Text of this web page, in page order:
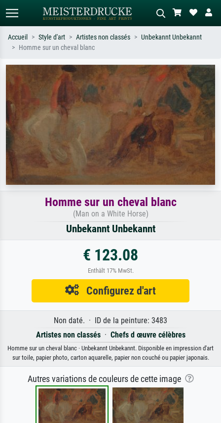
Recherchez par artiste, titre ou style –
ex. Monet, Nuit étoilée,
impressionnisme, vague de Hokusai,
nu.
Décrivez la scène – ex. prairie verte,
abstrait avec beaucoup de rouge,
tableau sombre, nu debout près d'un
arbre.
Accueil Style d'art Artistes non classés
Unbekannt Unbekannt
Homme sur un cheval blanc
Homme sur un cheval blanc
(Man on a White Horse)
Unbekannt Unbekannt
€ 123.08
Enthält 17% MwSt.
Configurez d'art
Non daté. · ID de la peinture: 3483
Artistes non classés· Chefs d œuvre célèbres
Homme sur un cheval blanc · Unbekannt Unbekannt. Disponible en impression d'art
sur toile, papier photo, carton aquarelle, papier non couché ou papier japonais.
Autres variations de couleurs de cette image